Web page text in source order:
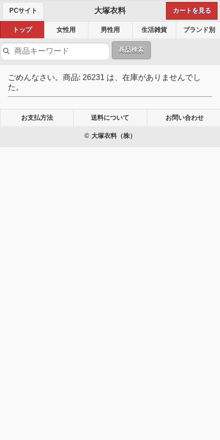
PCサイト 大塚衣料 カートを見る
トップ 女性用 男性用 生活雑貨 ブランド別
商品検索
ごめんなさい。商品: 26231 は、在庫がありませんでし
た。
お支払方法 送料について お問い合わせ
© 大塚衣料（株）